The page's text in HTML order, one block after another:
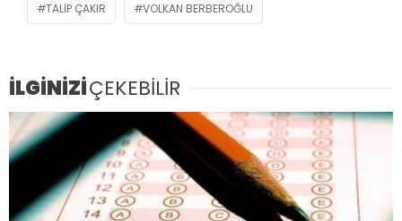
TALIP ÇAKIR VOLKAN BERBEROĞLU
İLGİNİZİÇEKEBİLİR